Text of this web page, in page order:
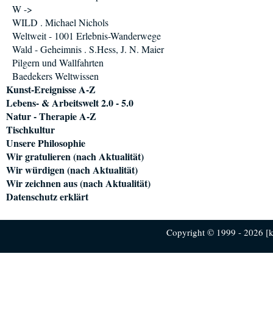
W ->
WILD . Michael Nichols
Weltweit - 1001 Erlebnis-Wanderwege
Wald - Geheimnis . S.Hess, J. N. Maier
Pilgern und Wallfahrten
Baedekers Weltwissen
Kunst-Ereignisse A-Z
Lebens- & Arbeitswelt 2.0 - 5.0
Natur - Therapie A-Z
Tischkultur
Unsere Philosophie
Wir gratulieren (nach Aktualität)
Wir würdigen (nach Aktualität)
Wir zeichnen aus (nach Aktualität)
Datenschutz erklärt
Copyright © 1999 - 2026